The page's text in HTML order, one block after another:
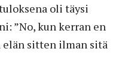
oli täysi
”No, kun kerran en
elän sitten ilman sitä